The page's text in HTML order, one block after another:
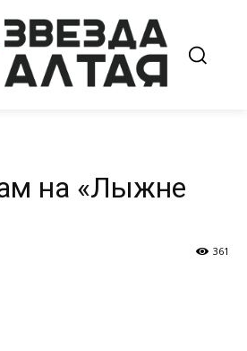
на «Лыжне
361